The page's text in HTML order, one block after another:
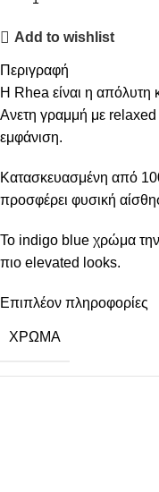
Add to wishlist
Περιγραφή
Η Rhea είναι η απόλυτη
Ανετη γραμμή με relaxed
εμφάνιση.
Κατασκευασμένη από
προσφέρει φυσική
Το indigo blue χρώμα την
πιο elevated looks.
Επιπλέον πληροφορίες
ΧΡΏΜΑ